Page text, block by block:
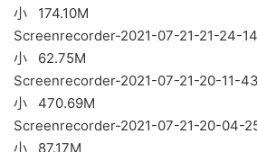
小 174.10M
Screenrecorder-2021-07-21-21-
小 62.75M
Screenrecorder-2021-07-21-20-
小 470.69M
Screenrecorder-2021-07-21-20-
小 87.17M